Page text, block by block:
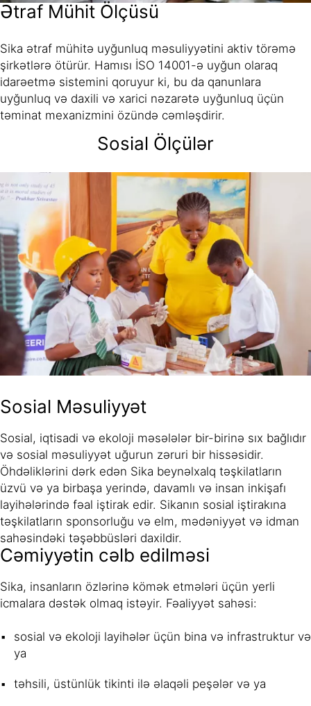
Ətraf Mühit Ölçüsü
Sika ətraf mühitə uyğunluq məsuliyyətini aktiv törəmə
şirkətlərə ötürür. Hamısı İSO 14001-ə uyğun olaraq
idarəetmə sistemini qoruyur ki, bu da qanunlara
uyğunluq və daxili və xarici nəzarətə uyğunluq üçün
təminat mexanizmini özündə cəmləşdirir.
Sosial Ölçülər
Sosial Məsuliyyət
Sosial, iqtisadi və ekoloji məsələlər bir-birinə sıx bağlıdır
və sosial məsuliyyət uğurun zəruri bir hissəsidir.
Öhdəliklərini dərk edən Sika beynəlxalq təşkilatların
üzvü və ya birbaşa yerində, davamlı və insan inkişafı
layihələrində fəal iştirak edir. Sikanın sosial iştirakına
təşkilatların sponsorluğu və elm, mədəniyyət və idman
sahəsindəki təşəbbüsləri daxildir.
Cəmiyyətin cəlb edilməsi
Sika, insanların özlərinə kömək etmələri üçün yerli
icmalara dəstək olmaq istəyir. Fəaliyyət sahəsi:
sosial və ekoloji layihələr üçün bina və infrastruktur və
ya
təhsili, üstünlük tikinti ilə əlaqəli peşələr və ya